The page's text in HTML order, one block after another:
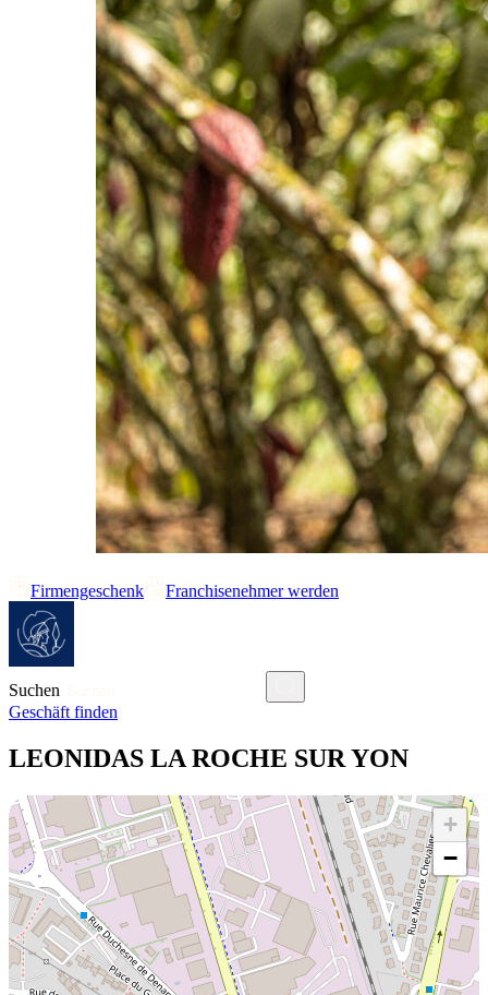
Firmengeschenk Franchisenehmer werden
Suchen
Geschäft finden
LEONIDAS LA ROCHE SUR YON
+
−